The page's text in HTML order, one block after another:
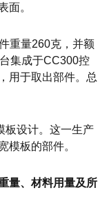
面。
重量260克，并额
集成于CC300控
用于取出部件。总
板设计。这一生产
模板的部件。
量、材料用量及所